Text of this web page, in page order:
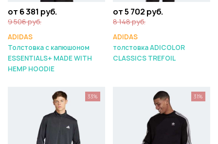
от 6 381 руб.
9 506 руб.
ADIDAS
Толстовка с капюшоном
ESSENTIALS+ MADE WITH
HEMP HOODIE
от 5 702 руб.
8 148 руб.
ADIDAS
толстовка ADICOLOR
CLASSICS TREFOIL
33% 31%